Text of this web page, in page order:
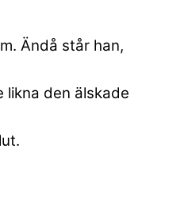
Ändå står han,
likna den älskade